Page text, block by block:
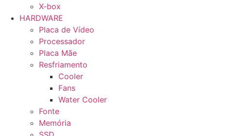
X-box
HARDWARE
Placa de Vídeo
Processador
Placa Mãe
Resfriamento
Cooler
Fans
Water Cooler
Fonte
Memória